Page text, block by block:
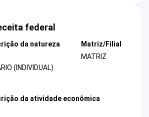
federal
da natureza
(INDIVIDUAL)
Matriz/Filial
MATRIZ
da atividade econômica